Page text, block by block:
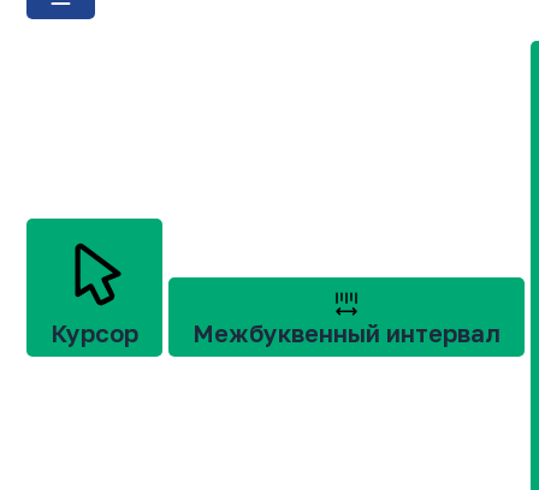
Курсор Межбуквенный интервал